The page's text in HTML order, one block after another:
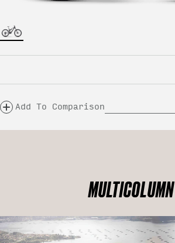
Add To Comparison
MULTICOLUMN